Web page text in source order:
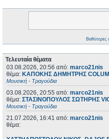
Βαθύτερες
Τελευταία θέματα
03.08.2026, 20:56 από: marco21nis
θέμα: ΚΑΠΟΚΗΣ ΔΗΜΗΤΡΗΣ
Μουσική - Τραγούδια
03.08.2026, 20:55 από: marco21nis
θέμα: ΣΤΑΣΙΝΟΠΟΥΛΟΣ ΣΩΤΗΡΗΣ
Μουσική - Τραγούδια
21.07.2026, 16:41 από: marco21nis
θέμα: